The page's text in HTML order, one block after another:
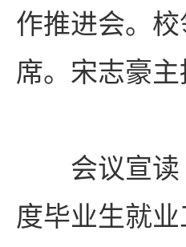
作推进会。
席。宋志豪主
会议宣
度毕业生就